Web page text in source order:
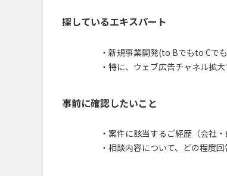
探しているエキスパート
・新規事業開発(to Bでもto Cで
・特に、ウェブ広告チャネル拡
事前に確認したいこと
・案件に該当するご経歴（会社
・相談内容について、どの程度